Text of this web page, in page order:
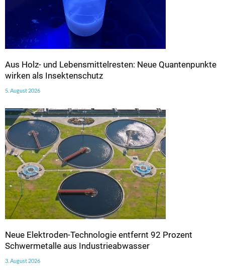
Aus Holz- und Lebensmittelresten: Neue Quantenpunkte
wirken als Insektenschutz
5. August 2026
Neue Elektroden-Technologie entfernt 92 Prozent
Schwermetalle aus Industrieabwasser
3. August 2026